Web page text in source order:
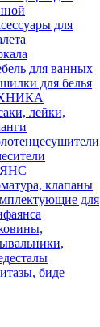
для
для ванных
для белья
лейки,
клапаны
для
биде